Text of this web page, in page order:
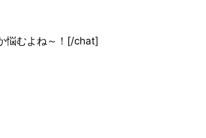
悩むよね～！[/chat]